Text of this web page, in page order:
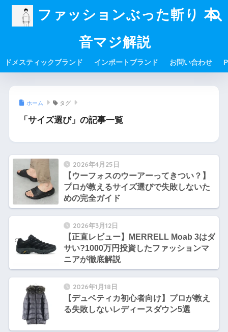
ファッションぶった斬り 本
音マジ解説
ドメスティックブランド インポートブランド お問い合わせ
ホーム タグ
「サイズ選び」の記事一覧
2026年4月25日
【ウーフォスのウーアーってきつい？】
プロが教えるサイズ選びで失敗しないた
めの完全ガイド
2026年3月12日
【正直レビュー】MERRELL Moab 3はダ
サい?1000万円投資したファッションマ
ニアが徹底解説
2026年1月18日
【デュベティカ初心者向け】プロが教え
る失敗しないレディースダウン5選